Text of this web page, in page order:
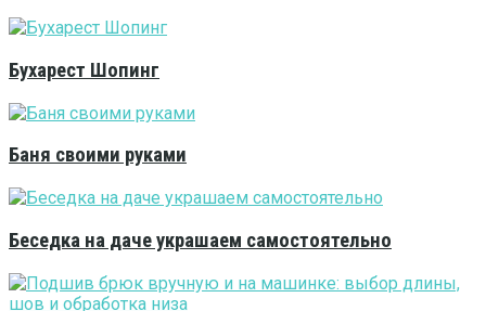
Бухарест Шопинг
Баня своими руками
Беседка на даче украшаем самостоятельно